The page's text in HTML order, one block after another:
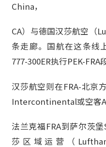
China，
CA）与德国汉莎航空（
条走廊。国航在这条线
777-300ER执行PEK-FRA
汉莎航空则在FRA-北京
Intercontinental或空客
法兰克福FRA到萨尔茨
莎区域运营（